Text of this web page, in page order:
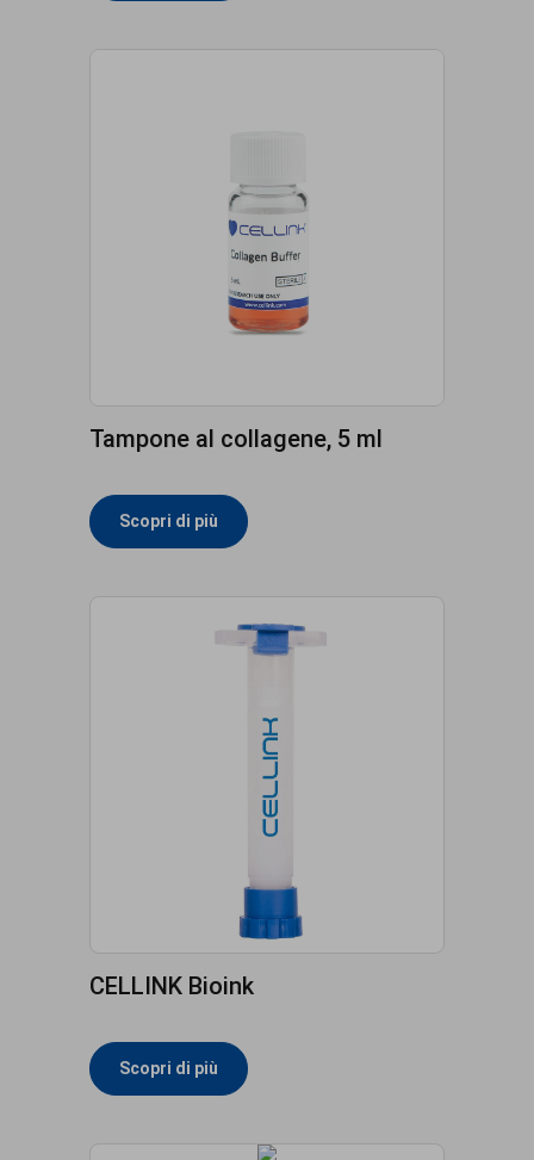
Tampone al collagene, 5 ml
Scopri di più
CELLINK Bioink
Scopri di più